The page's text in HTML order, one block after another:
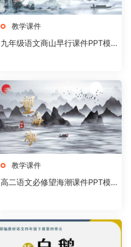
教学课件
九年级语文商山早行课件PPT模
教学课件
高二语文必修望海潮课件PPT模